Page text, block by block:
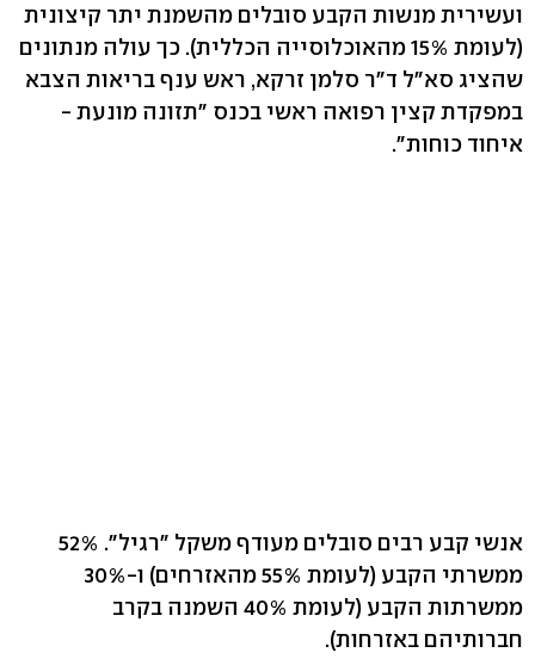
ועשירית מנשות הקבע סובלים מהשמנת יתר קיצונית
(לעומת 15% מהאוכלוסייה הכללית). כך עולה מנתונים
שהציג סא"ל ד"ר סלמן זרקא, ראש ענף בריאות הצבא
במפקדת קצין רפואה ראשי בכנס "תזונה מונעת -
איחוד כוחות".
אנשי קבע רבים סובלים מעודף משקל "רגיל". 52%
ממשרתי הקבע (לעומת 55% מהאזרחים) ו-30%
ממשרתות הקבע (לעומת 40% השמנה בקרב
חברותיהם באזרחות).